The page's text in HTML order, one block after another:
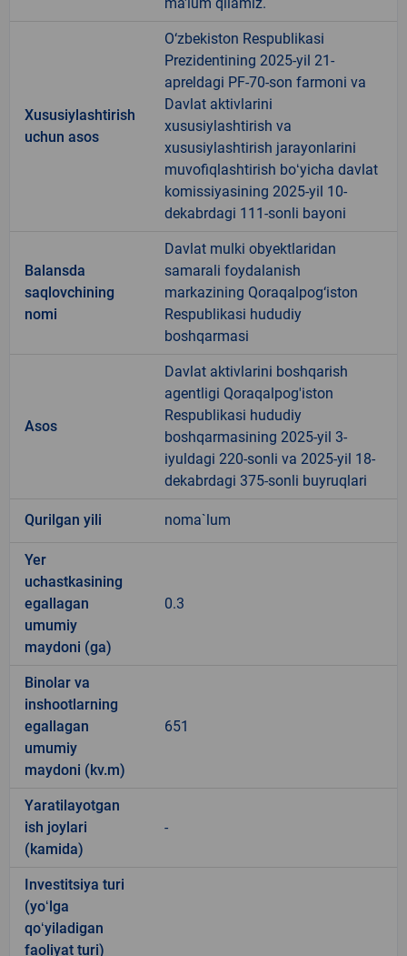
Xususiylashtirish
uchun asos
O‘zbekiston Respublikasi
Prezidentining 2025-yil 21-
apreldagi PF-70-son farmoni va
Davlat aktivlarini
xususiylashtirish va
xususiylashtirish jarayonlarini
muvofiqlashtirish boʻyicha davlat
komissiyasining 2025-yil 10-
dekabrdagi 111-sonli bayoni
Balansda
saqlovchining
nomi
Davlat mulki obyektlaridan
samarali foydalanish
markazining Qoraqalpog‘iston
Respublikasi hududiy
boshqarmasi
Asos
Davlat aktivlarini boshqarish
agentligi Qoraqalpog'iston
Respublikasi hududiy
boshqarmasining 2025-yil 3-
iyuldagi 220-sonli va 2025-yil 18-
dekabrdagi 375-sonli buyruqlari
Qurilgan yili noma`lum
Yer
uchastkasining
egallagan
umumiy
maydoni (ga)
0.3
Binolar va
inshootlarning
egallagan
umumiy
maydoni (kv.m)
651
Yaratilayotgan
ish joylari
(kamida)
-
Investitsiya turi
(yoʻlga
qoʻyiladigan
faoliyat turi)